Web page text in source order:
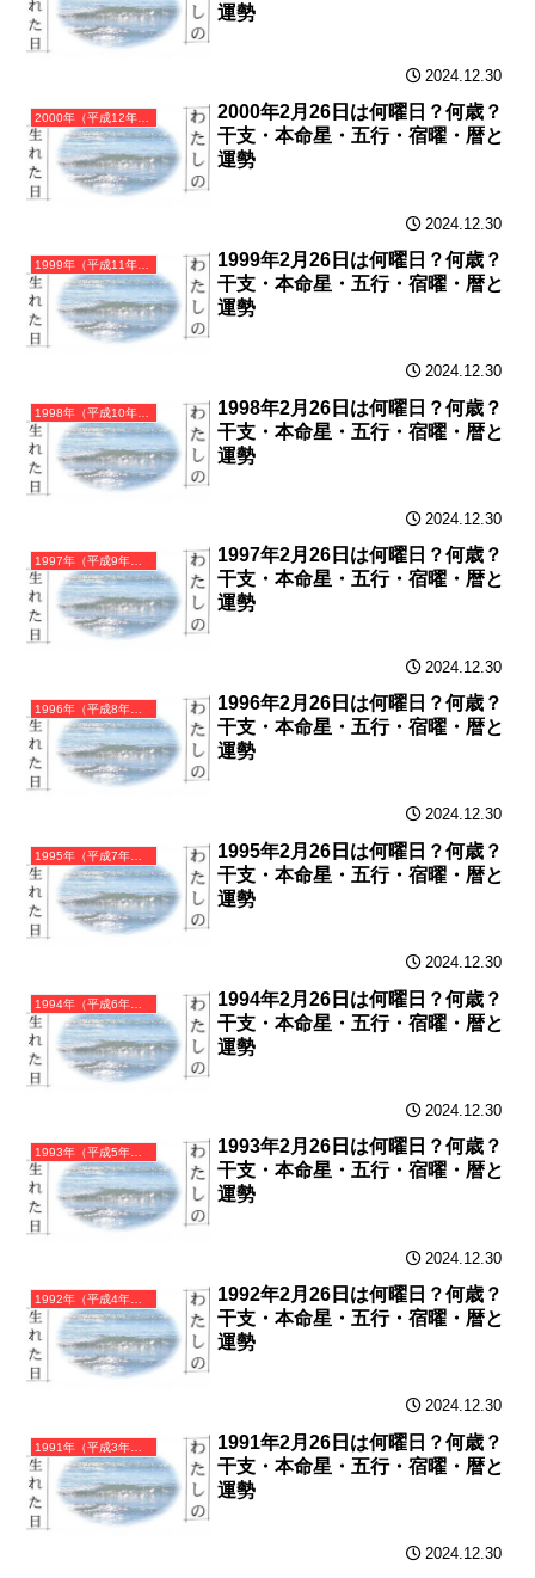
運勢
2024.12.30
2000年（平成12年）庚辰（かのえたつ）・辰年（たつ年）カレンダー（月曜はじまり）
2000年2月26日は何曜日？何歳？
干支・本命星・五行・宿曜・暦と
運勢
2024.12.30
1999年（平成11年）己卯（つちのとう）・卯年（うさぎ年）カレンダー（月曜はじまり）
1999年2月26日は何曜日？何歳？
干支・本命星・五行・宿曜・暦と
運勢
2024.12.30
1998年（平成10年）戊寅（つちのえとら）・寅年（とら年）カレンダー（月曜はじまり）
1998年2月26日は何曜日？何歳？
干支・本命星・五行・宿曜・暦と
運勢
2024.12.30
1997年（平成9年）丁丑（ひのとうし）・丑年（うし年）カレンダー（月曜はじまり）
1997年2月26日は何曜日？何歳？
干支・本命星・五行・宿曜・暦と
運勢
2024.12.30
1996年（平成8年）丙子（ひのえね）・子年（ねずみ年）カレンダー（月曜はじまり）
1996年2月26日は何曜日？何歳？
干支・本命星・五行・宿曜・暦と
運勢
2024.12.30
1995年（平成7年）乙亥（きのとい）・亥年（いのしし年）カレンダー（月曜はじまり）
1995年2月26日は何曜日？何歳？
干支・本命星・五行・宿曜・暦と
運勢
2024.12.30
1994年（平成6年）甲戌（きのえいぬ）・戌年（いぬ年）カレンダー（月曜はじまり）
1994年2月26日は何曜日？何歳？
干支・本命星・五行・宿曜・暦と
運勢
2024.12.30
1993年（平成5年）癸酉（みずのととり）・酉年（とり年）カレンダー（月曜はじまり）
1993年2月26日は何曜日？何歳？
干支・本命星・五行・宿曜・暦と
運勢
2024.12.30
1992年（平成4年）壬申（みずのえさる）・申年（さる年）カレンダー（月曜はじまり）
1992年2月26日は何曜日？何歳？
干支・本命星・五行・宿曜・暦と
運勢
2024.12.30
1991年（平成3年）辛未（かのとひつじ）・未年（ひつじ年）カレンダー（月曜はじまり）
1991年2月26日は何曜日？何歳？
干支・本命星・五行・宿曜・暦と
運勢
2024.12.30